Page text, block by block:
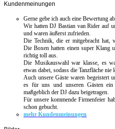
Kundenmeinungen
Gerne gebe ich auch eine Bewertung
Wir hatten DJ Bastian van Rider auf
und waren äußerst zufrieden.
Die Technik, die er mitgebracht hat,
Die Boxen hatten einen super Klang
richtig toll aus.
Die Musikauswahl war klasse, es
etwas dabei, sodass die Tanzfläche nie
Auch unsere Gäste waren begeistert
es für uns und unseren Gästen
maßgeblich der DJ dazu beigetragen.
Für unsere kommende Firmenfeier
schon gebucht.
mehr Kundenmeinungen